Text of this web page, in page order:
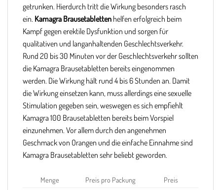
getrunken. Hierdurch tritt die Wirkung besonders rasch
ein. Kamagra Brausetabletten helfen erfolgreich beim
Kampf gegen erektile Dysfunktion und sorgen für
qualitativen und langanhaltenden Geschlechtsverkehr.
Rund 20 bis 30 Minuten vor der Geschlechtsverkehr sollten
die Kamagra Brausetabletten bereits eingenommen
werden. Die Wirkung hält rund 4 bis 6 Stunden an. Damit
die Wirkung einsetzen kann, muss allerdings eine sexuelle
Stimulation gegeben sein, weswegen es sich empfiehlt
Kamagra 100 Brausetabletten bereits beim Vorspiel
einzunehmen. Vor allem durch den angenehmen
Geschmack von Orangen und die einfache Einnahme sind
Kamagra Brausetabletten sehr beliebt geworden.
Menge Preis pro Packung
Preis